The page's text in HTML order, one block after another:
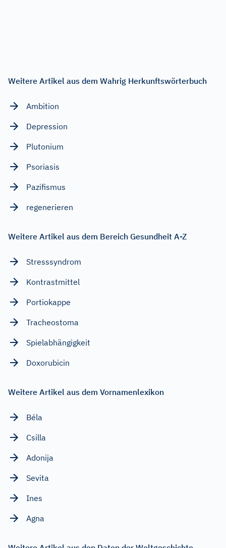
Weitere Artikel aus dem Wahrig Herkunftswörterbuch
Ambition
Depression
Plutonium
Psoriasis
Pazifismus
regenerieren
Weitere Artikel aus dem Bereich Gesundheit A-Z
Stresssyndrom
Kontrastmittel
Portiokappe
Tracheostoma
Spielabhängigkeit
Doxorubicin
Weitere Artikel aus dem Vornamenlexikon
Béla
Csilla
Adonija
Sevita
Ines
Agna